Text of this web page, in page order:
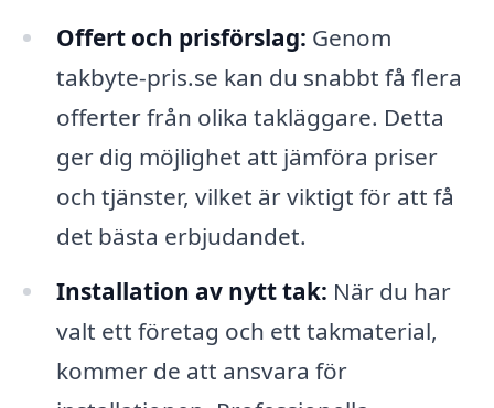
Offert och prisförslag: Genom
takbyte-pris.se kan du snabbt få flera
offerter från olika takläggare. Detta
ger dig möjlighet att jämföra priser
och tjänster, vilket är viktigt för att få
det bästa erbjudandet.
Installation av nytt tak: När du har
valt ett företag och ett takmaterial,
kommer de att ansvara för